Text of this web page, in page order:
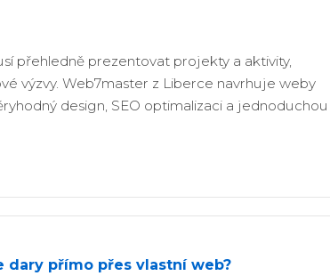
přehledně prezentovat projekty a aktivity,
výzvy. Web7master z Liberce navrhuje weby
design, SEO optimalizaci a jednoduchou
dary přímo přes vlastní web?